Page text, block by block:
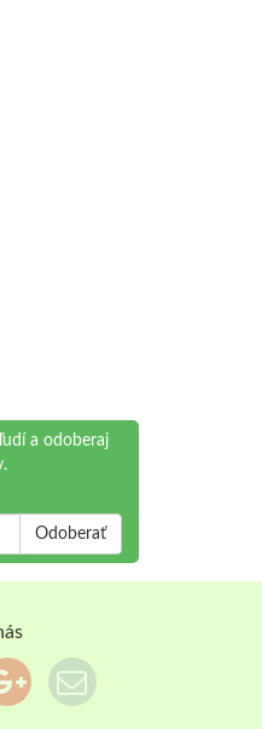
a odoberaj
Odoberať